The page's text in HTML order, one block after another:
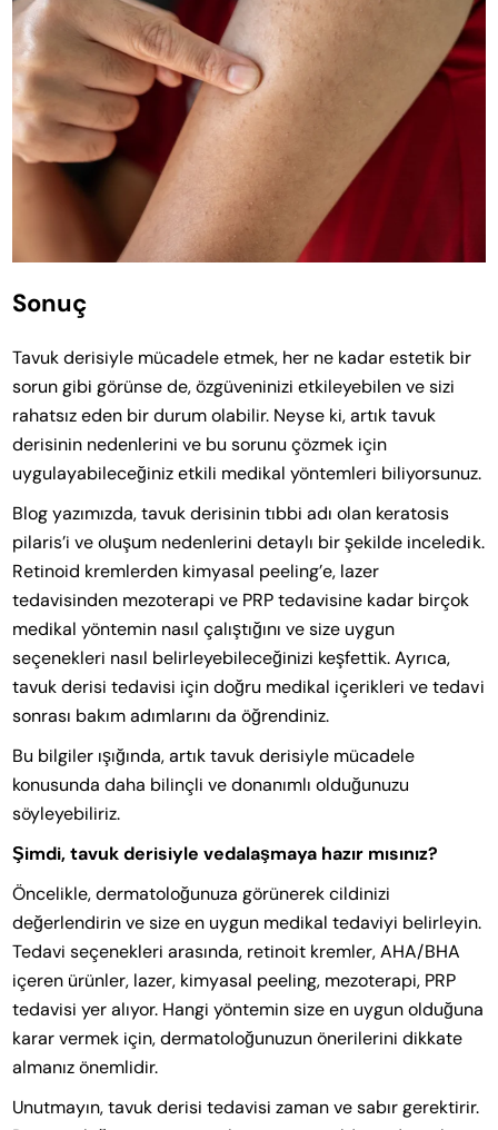
Sonuç
Tavuk derisiyle mücadele etmek, her ne kadar estetik bir
sorun gibi görünse de, özgüveninizi etkileyebilen ve sizi
rahatsız eden bir durum olabilir. Neyse ki, artık tavuk
derisinin nedenlerini ve bu sorunu çözmek için
uygulayabileceğiniz etkili medikal yöntemleri biliyorsunuz.
Blog yazımızda, tavuk derisinin tıbbi adı olan keratosis
pilaris’i ve oluşum nedenlerini detaylı bir şekilde inceledik.
Retinoid kremlerden kimyasal peeling’e, lazer
tedavisinden mezoterapi ve PRP tedavisine kadar birçok
medikal yöntemin nasıl çalıştığını ve size uygun
seçenekleri nasıl belirleyebileceğinizi keşfettik. Ayrıca,
tavuk derisi tedavisi için doğru medikal içerikleri ve tedavi
sonrası bakım adımlarını da öğrendiniz.
Bu bilgiler ışığında, artık tavuk derisiyle mücadele
konusunda daha bilinçli ve donanımlı olduğunuzu
söyleyebiliriz.
Şimdi, tavuk derisiyle vedalaşmaya hazır mısınız?
Öncelikle, dermatoloğunuza görünerek cildinizi
değerlendirin ve size en uygun medikal tedaviyi belirleyin.
Tedavi seçenekleri arasında, retinoit kremler, AHA/BHA
içeren ürünler, lazer, kimyasal peeling, mezoterapi, PRP
tedavisi yer alıyor. Hangi yöntemin size en uygun olduğuna
karar vermek için, dermatoloğunuzun önerilerini dikkate
almanız önemlidir.
Unutmayın, tavuk derisi tedavisi zaman ve sabır gerektirir.